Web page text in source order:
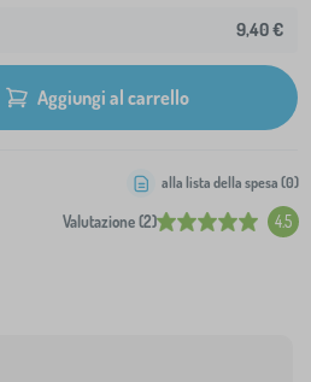
9,40 €
Aggiungi al carrello
Valutazione (2) 4.5
alla lista della spesa (0)